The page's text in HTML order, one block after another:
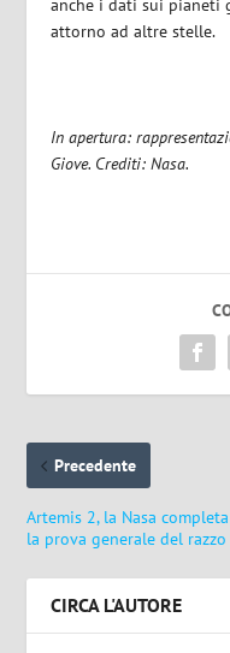
attorno ad altre stelle.
In apertura:
Giove. Crediti: Nasa.
Precedente
Artemis 2, la Nasa completa
la prova generale del razzo
CIRCA L'AUTORE